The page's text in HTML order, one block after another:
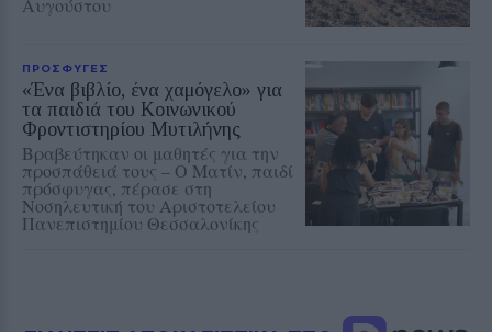
Αυγούστου
ΠΡΟΣΦΥΓΕΣ
«Ένα βιβλίο, ένα χαμόγελο» για
τα παιδιά του Κοινωνικού
Φροντιστηρίου Μυτιλήνης
Βραβεύτηκαν οι μαθητές για την
προσπάθειά τους – Ο Ματίν, παιδί
πρόσφυγας, πέρασε στη
Νοσηλευτική του Αριστοτελείου
Πανεπιστημίου Θεσσαλονίκης